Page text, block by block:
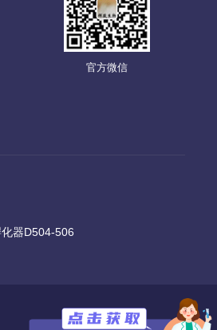
官方微信
器D504-506